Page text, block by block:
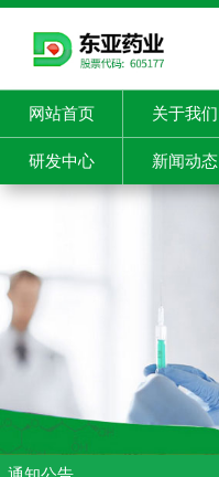
网站首页 关于我们
研发中心 新闻动态